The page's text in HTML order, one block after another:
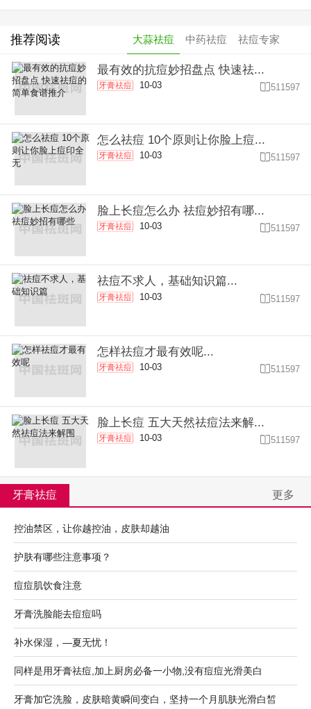
推荐阅读 大蒜祛痘 中药祛痘 祛痘专家
最有效的抗痘妙招盘点 快速祛...
牙膏祛痘 10-03 511597
怎么祛痘 10个原则让你脸上痘...
牙膏祛痘 10-03 511597
脸上长痘怎么办 祛痘妙招有哪...
牙膏祛痘 10-03 511597
祛痘不求人，基础知识篇...
牙膏祛痘 10-03 511597
怎样祛痘才最有效呢...
牙膏祛痘 10-03 511597
脸上长痘 五大天然祛痘法来解...
牙膏祛痘 10-03 511597
牙膏祛痘 更多
控油禁区，让你越控油，皮肤却越油
护肤有哪些注意事项？
痘痘肌饮食注意
牙膏洗脸能去痘痘吗
补水保湿，—夏无忧！
同样是用牙膏祛痘,加上厨房必备一小物,没有痘痘光滑美白
牙膏加它洗脸，皮肤暗黄瞬间变白，坚持一个月肌肤光滑白皙